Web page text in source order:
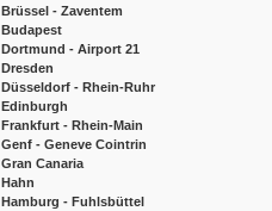
Brüssel - Zaventem
Budapest
Dortmund - Airport 21
Dresden
Düsseldorf - Rhein-Ruhr
Edinburgh
Frankfurt - Rhein-Main
Genf - Geneve Cointrin
Gran Canaria
Hahn
Hamburg - Fuhlsbüttel